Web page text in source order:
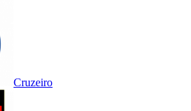
Cruzeiro